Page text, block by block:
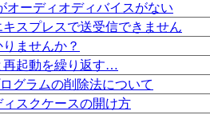
オーディオディバイスがない
スプレスで送受信できません
ませんか？
再起動を繰り返す…
グラムの削除法について
スクケースの開け方